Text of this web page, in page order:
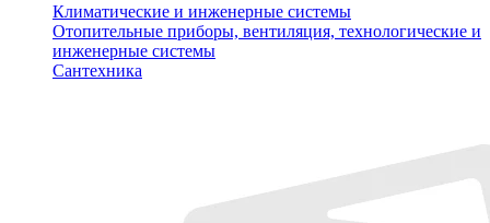
Климатические и инженерные системы
Отопительные приборы, вентиляция, технологические и
инженерные системы
Сантехника